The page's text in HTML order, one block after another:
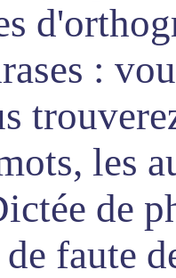
:
les
de
faute